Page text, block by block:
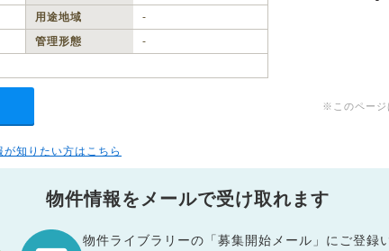
用途地域
‐
管理形態
‐
※このページ
知りたい方はこちら
物件情報をメールで受け取れます
物件ライブラリーの「募集開始メール」にご登録